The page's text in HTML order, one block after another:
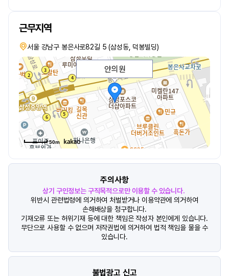
근무지역
서울 강남구 봉은사로82길 5 (삼성동, 덕봉빌딩)
얀의원
50m
주의사항
상기 구인정보는 구직목적으로만 이용할 수 있습니다.
위반시 관련법령에 의거하여 처벌받거나 이용약관에 의거하여
손해배상을 청구합니다.
기재오류 또는 허위기재 등에 대한 책임은 작성자 본인에게 있습니다.
무단으로 사용할 수 없으며 저작권법에 의거하여 법적 책임을 물을 수
있습니다.
불법광고 신고